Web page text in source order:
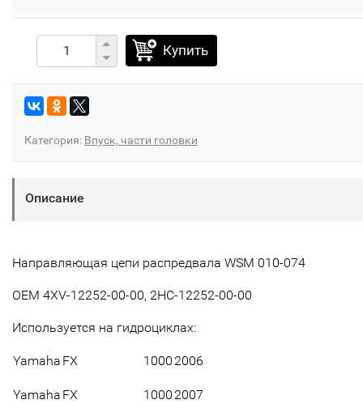
Купить
Категория: Впуск, части головки
Описание
Направляющая цепи распредвала WSM 010-074
OEM 4XV-12252-00-00, 2HC-12252-00-00
Используется на гидроциклах:
Yamaha FX 1000 2006
Yamaha FX 1000 2007